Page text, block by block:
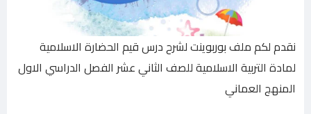
نقدم لكم ملف بوربوينت لشرح درس قيم الحضارة الاسلامية
لمادة التربية الاسلامية للصف الثاني عشر الفصل الدراسي الاول
المنهج العماني